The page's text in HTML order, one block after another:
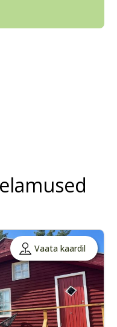
Vaata kaardil